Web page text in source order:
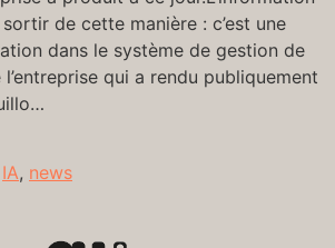
sortir de cette manière : c’est une
dans le système de gestion de
qui a rendu publiquement
IA, news